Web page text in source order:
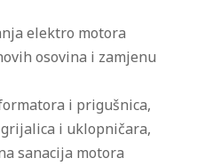
elektro motora
osovina i zamjenu
i prigušnica,
i uklopničara,
sanacija motora